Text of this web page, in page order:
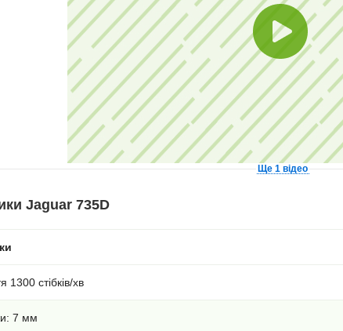
Ще 1 відео
Jaguar 735D
1300 стібків/хв
7 мм